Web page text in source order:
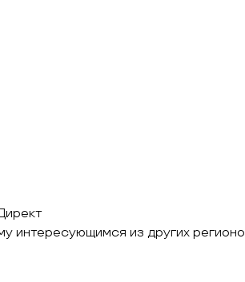
интересующимся из других